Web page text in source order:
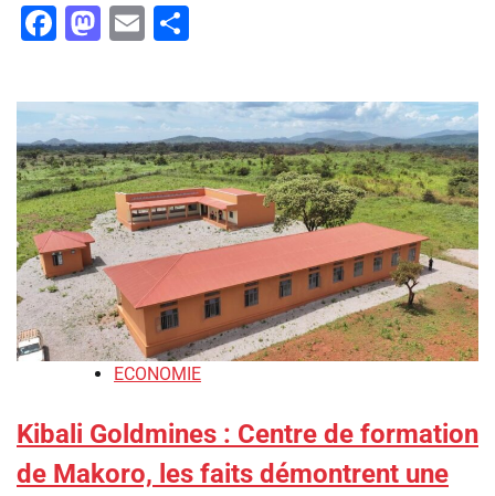
Facebook
Mastodon
Email
ECONOMIE
Kibali Goldmines : Centre de formation
de Makoro, les faits démontrent une